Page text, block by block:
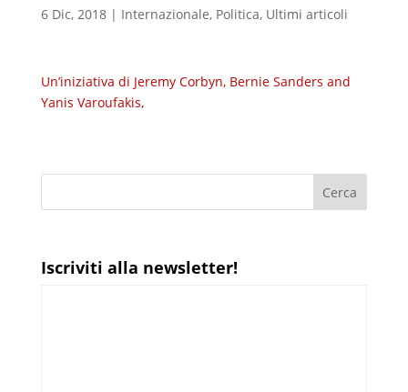
6 Dic, 2018| Internazionale, Politica, Ultimi articoli
Un’iniziativa di Jeremy Corbyn, Bernie Sanders and
Yanis Varoufakis,
Iscriviti alla newsletter!